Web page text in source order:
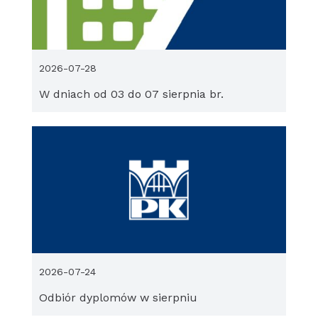
W dniach od 03 do 07 sierpnia br.
2026-07-28
Odbiór dyplomów w sierpniu
2026-07-24